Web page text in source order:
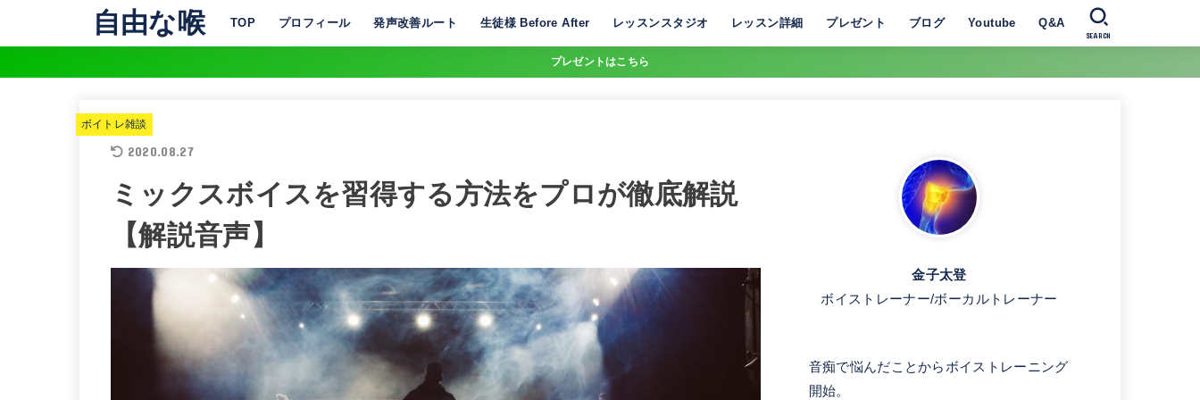
自由な喉 TOP プロフィール 発声改善ルート 生徒様 Before After レッスンスタジオ レッスン詳細 プレゼント ブログ Youtube Q&A
SEARCH
プレゼントはこちら
ボイトレ雑談
2020.08.27
ミックスボイスを習得する方法をプロが徹底解説
【解説音声】
金子太登
ボイストレーナー/ボーカルトレーナー
音痴で悩んだことからボイストレーニング
開始。